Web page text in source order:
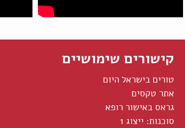
קישורים שימושיים
טורים בישראל היום
אתר טקסים
גראס באישור רופא
סוכנות: ייצוג 1